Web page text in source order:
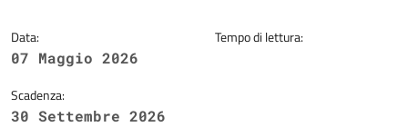
Data:
07 Maggio 2026
Scadenza:
30 Settembre 2026
Tempo di lettura: